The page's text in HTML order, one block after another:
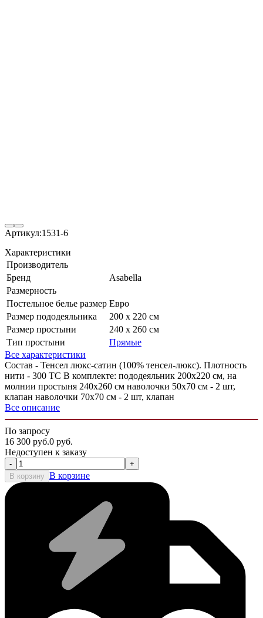
Артикул:1531-6
Характеристики
Производитель
Бренд
Asabella
Размерность
Постельное белье размер Евро
Размер пододеяльника
200 х 220 см
Размер простыни
240 х 260 см
Тип простыни
Прямые
Все характеристики
Состав - Тенсел люкс-сатин (100% тенсел-люкс). Плотность
нити - 300 ТС В комплекте: пододеяльник 200х220 см, на
молнии простыня 240х260 см наволочки 50х70 см - 2 шт,
клапан наволочки 70х70 см - 2 шт, клапан
Все описание
По запросу
16 300 руб.0 руб.
Недоступен к заказу
-
+
В корзину В корзине